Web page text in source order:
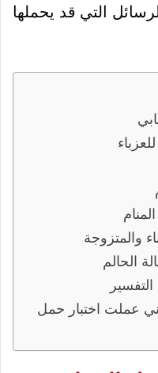
التي قد يحملها
والمتزوجة
الحالم
عملت اختبار حمل